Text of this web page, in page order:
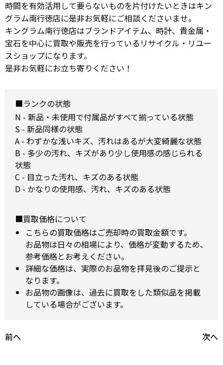
時間を有効活用して要らないものを片付けたいときはキン
グラム南行徳店に是非お気軽にご相談くださいませ。
キングラム南行徳店はブランドアイテム、時計、貴金属・
宝石を中心に買取や販売を行っているリサイクル・リユー
スショップになります。
是非お気軽にお立ち寄りください！
■ランクの状態
N - 新品・未使用で付属品がすべて揃っている状態
S - 新品同様の状態
A - わずかな浅いキズ、汚れはあるが大変綺麗な状態
B - 多少の汚れ、キズがあり少し使用感の感じられる
状態
C - 目立った汚れ、キズのある状態
D - かなりの使用感、汚れ、キズのある状態
■買取価格について
こちらの買取価格はご売却時の買取金額です。
お品物は日々の相場により、価格が変動するため、
参考価格とお考えください。
詳細な価格は、実際のお品物を拝見後のご提示と
なります。
お品物の画像は、過去に買取をした類似品を掲載
している場合がございます。
前へ 次へ